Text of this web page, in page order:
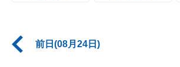
前日(08月24日)